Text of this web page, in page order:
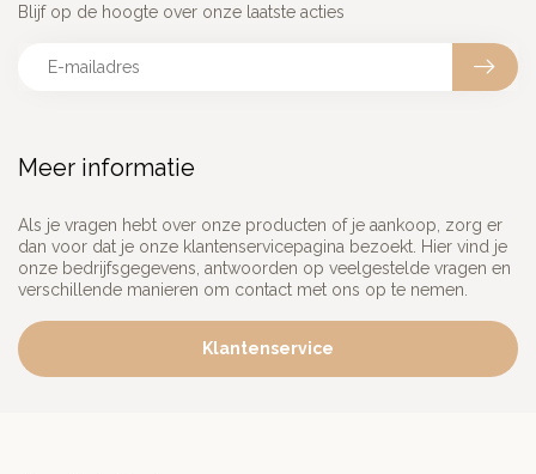
Meer informatie
Als je vragen hebt over onze producten of je aankoop, zorg er
dan voor dat je onze klantenservicepagina bezoekt. Hier vind je
onze bedrijfsgegevens, antwoorden op veelgestelde vragen en
verschillende manieren om contact met ons op te nemen.
Klantenservice
Blijf op de hoogte over onze laatste acties